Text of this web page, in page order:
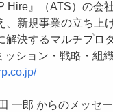
Hire』（ATS）の会
、新規事業の立ち上
解決するマルチプロ
ッション・戦略・組
一郎 からのメッセ